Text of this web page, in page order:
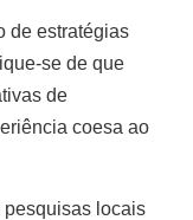
de estratégias
se de que
de
coesa ao
pesquisas locais